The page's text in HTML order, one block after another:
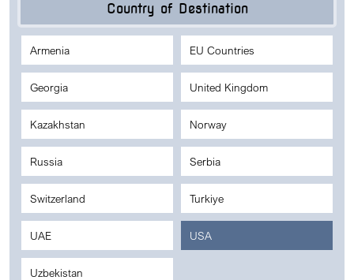
Country of Destination
Armenia EU Countries
Georgia United Kingdom
Kazakhstan Norway
Russia Serbia
Switzerland Turkiye
UAE USA
Uzbekistan